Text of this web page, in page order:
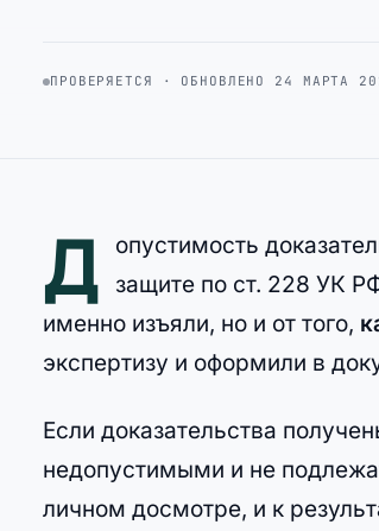
ПРОВЕРЯЕТСЯ · ОБНОВЛЕНО 24 МАРТА
Д
опустимость
защите по ст. 228 УК
именно изъяли, но и от того,
экспертизу и оформили в
Если доказательства
недопустимыми и не
личном досмотре, и к